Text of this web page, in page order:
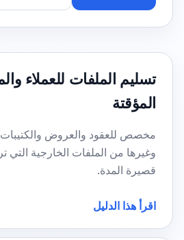
تسليم الملفات للعملاء
المؤقتة
مخصص للعقود والعروض والكتيبات
وغيرها من الملفات الخارجية
قصيرة المدة.
اقرأ هذا الدليل